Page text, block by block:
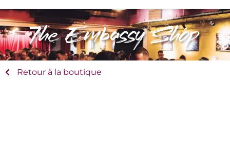
The Embassy Shop
Retour à la boutique